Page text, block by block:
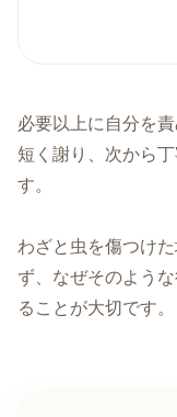
必要以上に自分を
短く謝り、次から
す。
わざと虫を傷つけ
ず、なぜそのよう
ることが大切です。